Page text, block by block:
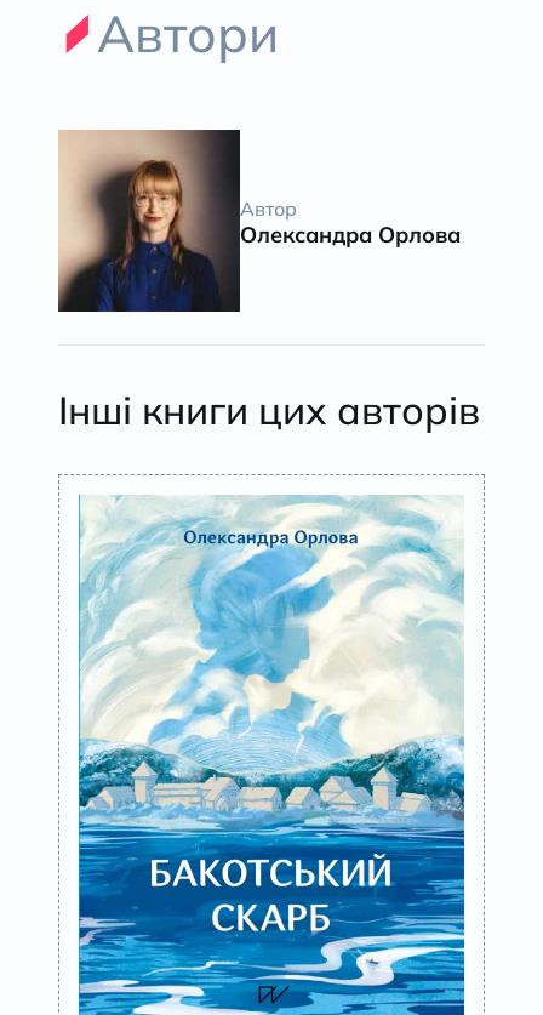
Автори
Автор
Олександра Орлова
Інші книги цих авторів